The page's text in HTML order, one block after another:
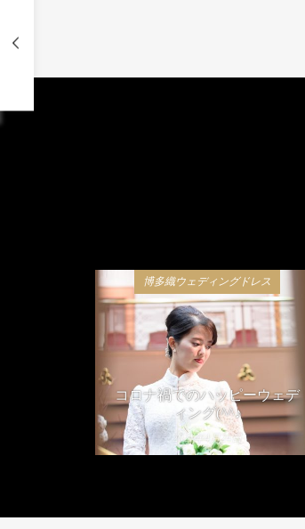
博多織ウェディングドレス
コロナ禍でのハッピーウェデ
ィング(^^♪
2021年4月24日